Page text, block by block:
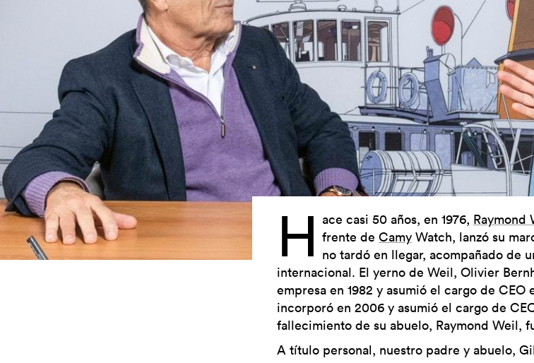
H ace casi 50 años, en 1976, Raymond
frente de Camy Watch, lanzó su
no tardó en llegar, acompañado de
internacional. El yerno de Weil, Olivier
empresa en 1982 y asumió el cargo de CEO
incorporó en 2006 y asumió el cargo de
fallecimiento de su abuelo, Raymond Weil,
A título personal, nuestro padre y abuelo,